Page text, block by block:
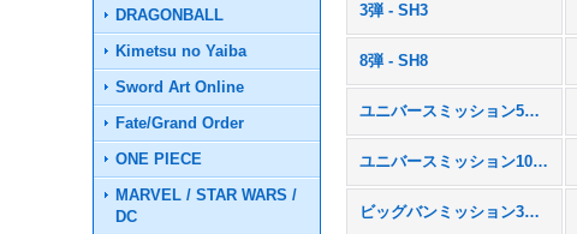
DRAGONBALL
Kimetsu no Yaiba
Sword Art Online
Fate/Grand Order
ONE PIECE
MARVEL / STAR WARS /
DC
3弾 - SH3
8弾 - SH8
ユニバースミッション5弾 - UM5
ユニバースミッション10弾 - UM10
ビッグバンミッション3弾 - BM3